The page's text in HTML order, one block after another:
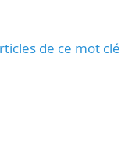
de ce mot clé